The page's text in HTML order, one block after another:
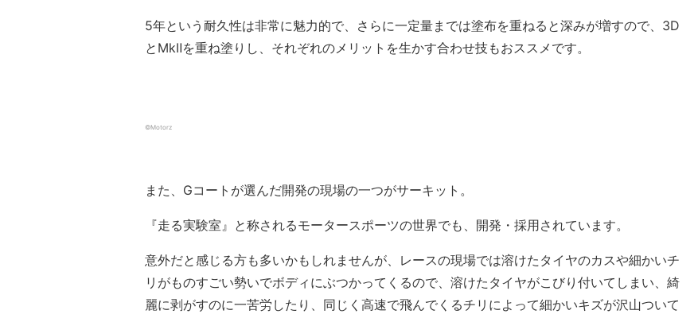
5年という耐久性は非常に魅力的で、さらに一定量までは塗布を重ねると深みが増すので、3D
とMkⅡを重ね塗りし、それぞれのメリットを生かす合わせ技もおススメです。
©Motorz
また、Gコートが選んだ開発の現場の一つがサーキット。
『走る実験室』と称されるモータースポーツの世界でも、開発・採用されています。
意外だと感じる方も多いかもしれませんが、レースの現場では溶けたタイヤのカスや細かいチ
リがものすごい勢いでボディにぶつかってくるので、溶けたタイヤがこびり付いてしまい、綺
麗に剥がすのに一苦労したり、同じく高速で飛んでくるチリによって細かいキズが沢山ついて